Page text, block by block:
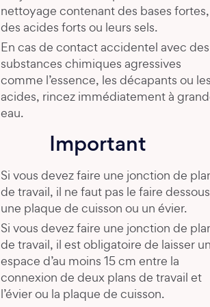
nettoyage contenant des bases fortes,
des acides forts ou leurs sels.
En cas de contact accidentel avec des
substances chimiques agressives
comme l’essence, les décapants ou les
acides, rincez immédiatement à
eau.
Important
Si vous devez faire une jonction de
de travail, il ne faut pas le faire dessous
une plaque de cuisson ou un évier.
Si vous devez faire une jonction de
de travail, il est obligatoire de laisser un
espace d’au moins 15 cm entre la
connexion de deux plans de travail et
l’évier ou la plaque de cuisson.